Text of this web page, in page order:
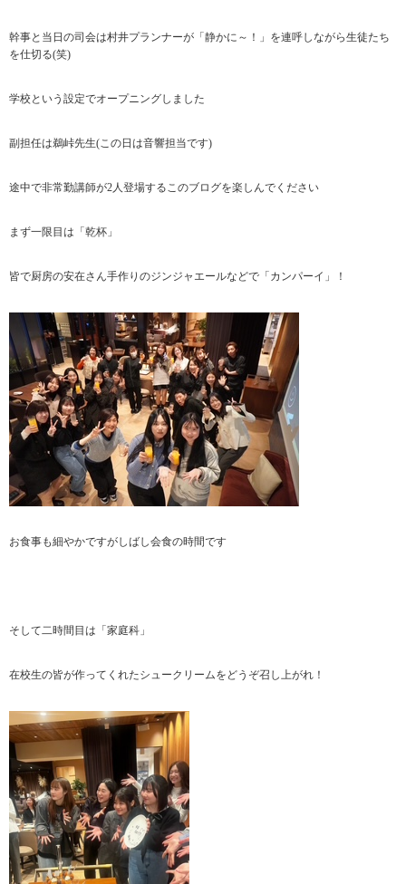
幹事と当日の司会は村井プランナーが「静かに～！」を連呼しながら生徒たち
を仕切る(笑)
学校という設定でオープニングしました
副担任は鵜峠先生(この日は音響担当です)
途中で非常勤講師が2人登場するこのブログを楽しんでください
まず一限目は「乾杯」
皆で厨房の安在さん手作りのジンジャエールなどで「カンパーイ」！
お食事も細やかですがしばし会食の時間です
そして二時間目は「家庭科」
在校生の皆が作ってくれたシュークリームをどうぞ召し上がれ！